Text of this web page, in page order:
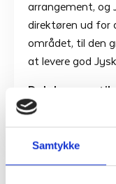
Samtykke
arrangement, og
direktøren ud for
området, til den
at levere god
Del denne